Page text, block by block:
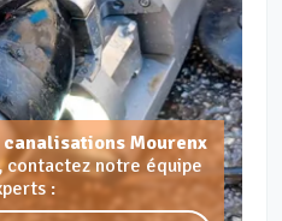
Mourenx
contactez notre équipe
: